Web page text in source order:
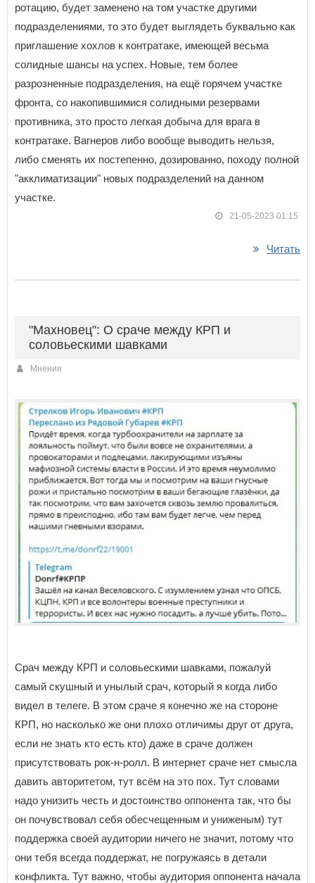
ротацию, будет заменено на том участке другими
подразделениями, то это будет выглядеть буквально как
приглашение хохлов к контратаке, имеющей весьма
солидные шансы на успех. Новые, тем более
разрозненные подразделения, на ещё горячем участке
фронта, со накопившимися солидными резервами
противника, это просто легкая добыча для врага в
контратаке. Вагнеров либо вообще выводить нельзя,
либо сменять их постепенно, дозированно, походу полной
"акклиматизации" новых подразделений на данном
участке.
21-05-2023 01:15
Читать
"Махновец": О сраче между КРП и
соловьескими шавками
Мнения
Срач между КРП и соловьескими шавками, пожалуй
самый скушный и унылый срач, который я когда либо
видел в телеге. В этом сраче я конечно же на стороне
КРП, но насколько же они плохо отличимы друг от друга,
если не знать кто есть кто) даже в сраче должен
присутствовать рок-н-ролл. В интернет сраче нет смысла
давить авторитетом, тут всём на это пох. Тут словами
надо унизить честь и достоинство оппонента так, что бы
он почувствовал себя обесчещенным и униженым) тут
поддержка своей аудитории ничего не значит, потому что
они тебя всегда поддержат, не погружаясь в детали
конфликта. Тут важно, чтобы аудитория оппонента начала